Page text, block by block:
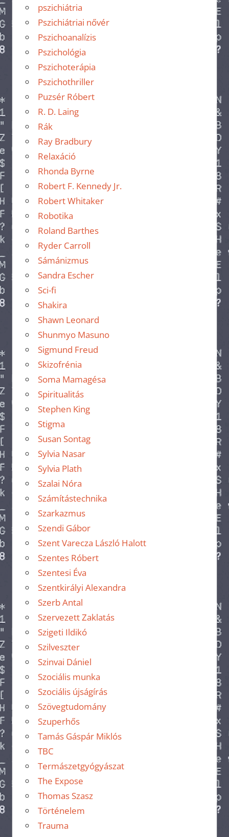
pszichiátria
Pszichiátriai nővér
Pszichoanalízis
Pszichológia
Pszichoterápia
Pszichothriller
Puzsér Róbert
R. D. Laing
Rák
Ray Bradbury
Relaxáció
Rhonda Byrne
Robert F. Kennedy Jr.
Robert Whitaker
Robotika
Roland Barthes
Ryder Carroll
Sámánizmus
Sandra Escher
Sci-fi
Shakira
Shawn Leonard
Shunmyo Masuno
Sigmund Freud
Skizofrénia
Soma Mamagésa
Spiritualitás
Stephen King
Stigma
Susan Sontag
Sylvia Nasar
Sylvia Plath
Szalai Nóra
Számítástechnika
Szarkazmus
Szendi Gábor
Szent Varecza László Halott
Szentes Róbert
Szentesi Éva
Szentkirályi Alexandra
Szerb Antal
Szervezett Zaklatás
Szigeti Ildikó
Szilveszter
Szinvai Dániel
Szociális munka
Szociális újságírás
Szövegtudomány
Szuperhős
Tamás Gáspár Miklós
TBC
Termászetgyógyászat
The Expose
Thomas Szasz
Történelem
Trauma